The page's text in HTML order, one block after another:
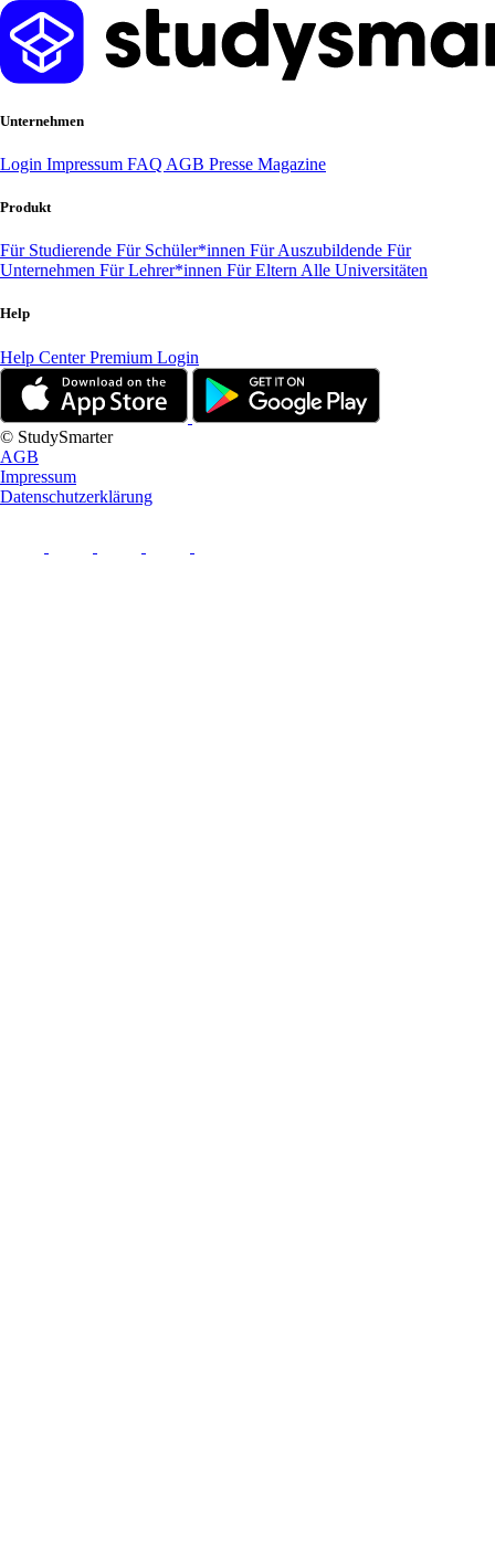
Unternehmen
Login Impressum FAQ AGB Presse Magazine
Produkt
Für Studierende Für Schüler*innen Für Auszubildende Für
Unternehmen Für Lehrer*innen Für Eltern Alle Universitäten
Help
Help CenterPremium Login
© StudySmarter
AGB
Impressum
Datenschutzerklärung